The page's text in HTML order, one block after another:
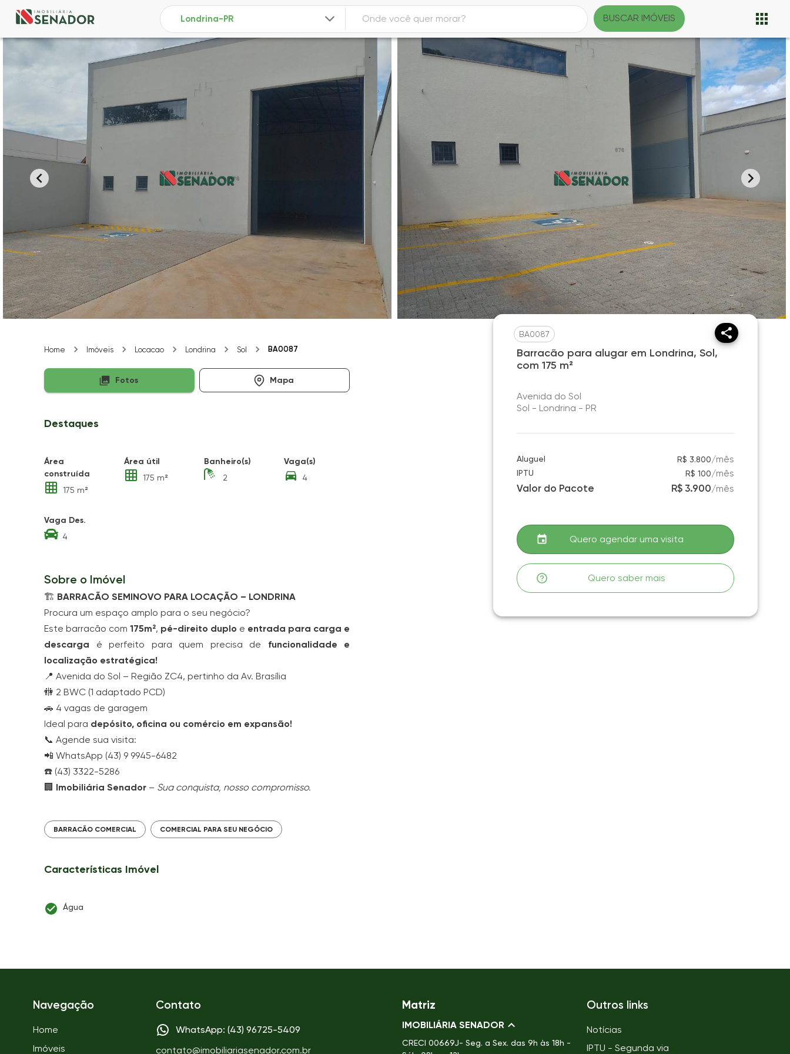
BUSCAR IMÓVEIS
Home Imóveis Locacao Londrina Sol BA0087
Fotos Mapa
Destaques
Área
construída
175 m²
Área útil
175 m²
Banheiro(s)
2
Vaga(s)
4
Vaga Des.
4
Sobre o Imóvel
🏗️ BARRACÃO SEMINOVO PARA LOCAÇÃO – LONDRINA
Procura um espaço amplo para o seu negócio?
Este barracão com 175m², pé-direito duplo e entrada para carga e
descarga é perfeito para quem precisa de funcionalidade e
localização estratégica!
📍 Avenida do Sol – Região ZC4, pertinho da Av. Brasília
🚻 2 BWC (1 adaptado PCD)
🚗 4 vagas de garagem
Ideal para depósito, oficina ou comércio em expansão!
📞 Agende sua visita:
📲 WhatsApp (43) 9 9945-6482
☎️ (43) 3322-5286
🏢 Imobiliária Senador – Sua conquista, nosso compromisso.
BARRACÃO COMERCIAL COMERCIAL PARA SEU NEGÓCIO
Características Imóvel
Água
BA0087
Barracão para alugar em Londrina, Sol,
com 175 m²
Avenida do Sol
Sol - Londrina - PR
Aluguel R$ 3.800/mês
IPTU R$ 100/mês
Valor do Pacote R$ 3.900/mês
Quero agendar uma visita
Quero saber mais
Navegação
Home
Imóveis
Contato
WhatsApp: (43) 96725-5409
contato@imobiliariasenador.com.br
Matriz
IMOBILIÁRIA SENADOR
CRECI 00669J- Seg. a Sex. das 9h às 18h -
Outros links
Notícias
IPTU - Segunda via